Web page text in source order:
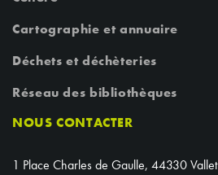
Cartographie et annuaire
Déchets et déchèteries
Réseau des bibliothèques
NOUS CONTACTER
1 Place Charles de Gaulle, 44330 Vallet